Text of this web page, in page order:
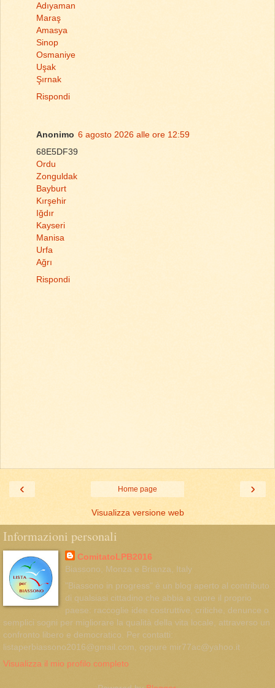
Adıyaman
Maraş
Amasya
Sinop
Osmaniye
Uşak
Şırnak
Rispondi
Anonimo 6 agosto 2026 alle ore 12:59
68E5DF39
Ordu
Zonguldak
Bayburt
Kırşehir
Iğdır
Kayseri
Manisa
Urfa
Ağrı
Rispondi
‹ ›
Home page
Visualizza versione web
Informazioni personali
ComitatoLPB2016
Biassono, Monza e Brianza, Italy
"Biassono in progress" è un blog aperto al contributo
di qualsiasi cittadino che abbia a cuore il proprio
paese: raccoglie idee costruttive, critiche, denunce o
semplici sogni per migliorare la qualità della vita locale, attraverso un
confronto libero e democratico. Per contatti:
listaperbiassono2016@gmail.com, oppure mir77ac@yahoo.it
Visualizza il mio profilo completo